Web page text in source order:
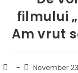
filmului
Am vrut
November